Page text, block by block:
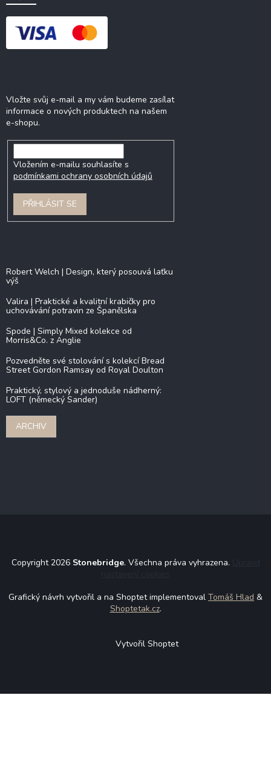
Vložte svůj e-mail a my vám budeme zasílat
informace o nových produktech na našem
e-shopu.
Vložením e-mailu souhlasíte s
podmínkami ochrany osobních údajů
PŘIHLÁSIT SE
Robert Welch | Design, který posouvá laťku
výš
Valira | Praktické a kvalitní krabičky pro
uchovávání potravin ze Španělska
Spode | Simply Mixed kolekce od
Morris&Co. z Anglie
Pozvedněte své stolování s kolekcí Bread
Street Gordon Ramsay od Royal Doulton
Praktický, stylový a jednoduše nádherný:
LOFT (německý Sander)
ARCHIV
Copyright 2026 Stonebridge. Všechna práva vyhrazena.
Grafický návrh vytvořil a na Shoptet implementoval Tomáš Hlad &
Shoptetak.cz.
Vytvořil Shoptet